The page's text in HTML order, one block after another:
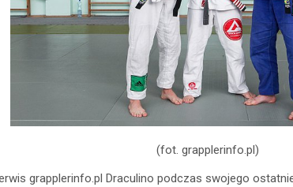
(fot. grapplerinfo.pl)
grapplerinfo.pl Draculino podczas swojego